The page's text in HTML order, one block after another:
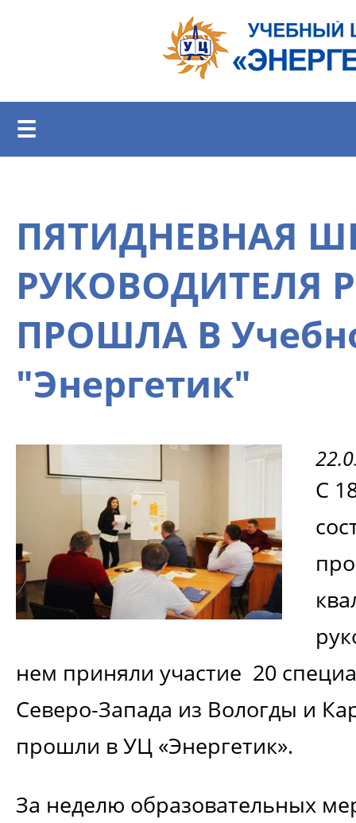
Перейти к основному содержанию
☰
ПЯТИДНЕВНАЯ
РУКОВОДИТЕЛЯ
ПРОШЛА В
"Энергетик"
С
нем приняли участие 20
Северо-Запада из Вологды и
прошли в УЦ «Энергетик».
За неделю образовательных